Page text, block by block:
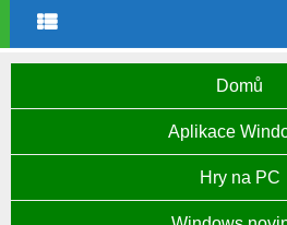
Domů
Aplikace
Hry na PC